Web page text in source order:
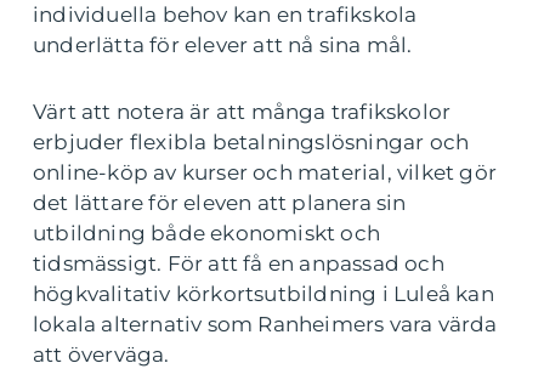
individuella behov kan en trafikskola
underlätta för elever att nå sina mål.
Värt att notera är att många trafikskolor
erbjuder flexibla betalningslösningar och
online-köp av kurser och material, vilket gör
det lättare för eleven att planera sin
utbildning både ekonomiskt och
tidsmässigt. För att få en anpassad och
högkvalitativ körkortsutbildning i Luleå kan
lokala alternativ som Ranheimers vara värda
att överväga.